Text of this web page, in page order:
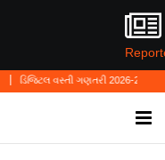
ગણતરી 2026-27નો પ્રારંભ, ઘર